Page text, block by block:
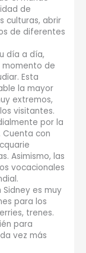
de
culturas, abrir
de diferentes
día a día,
momento de
Esta
la mayor
extremos,
visitantes.
por la
Cuenta con
Asimismo, las
vocacionales
es muy
para los
trenes.
para
vez más